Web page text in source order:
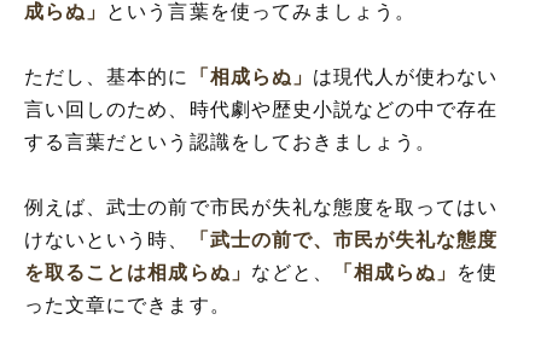
成らぬ」
という言葉を使ってみましょう。
ただし、基本的に 「相成らぬ」 は現代人が使わない
言い回しのため、時代劇や歴史小説などの中で存在
する言葉だという認識をしておきましょう。
例えば、武士の前で市民が失礼な態度を取ってはい
けないという時、
「武士の前で、市民が失礼な態度
を取ることは相成らぬ」 などと、 「相成らぬ」 を使
った文章にできます。